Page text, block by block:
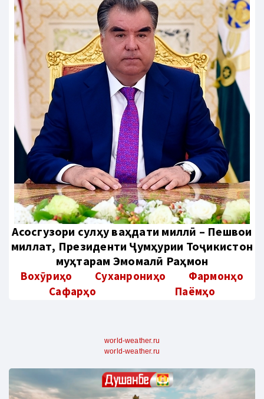
Aсосгузори сулҳу ваҳдати миллӣ – Пешвои
миллат, Президенти Ҷумҳурии Тоҷикистон
муҳтарам Эмомалӣ Раҳмон
Вохӯриҳо Суханрониҳо
Фармонҳо
Сафарҳо
Паёмҳо
world-weather.ru
world-weather.ru